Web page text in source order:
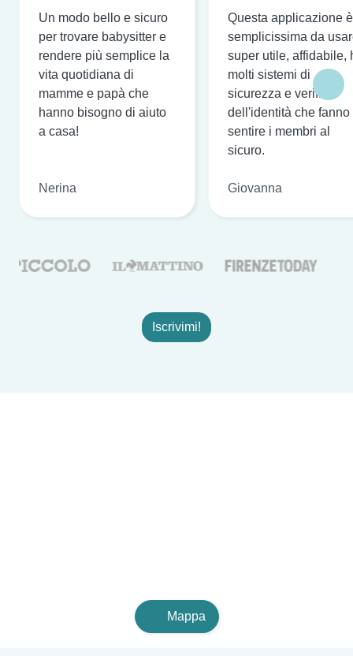
Un modo bello e sicuro
per trovare babysitter e
rendere più semplice la
vita quotidiana di
mamme e papà che
hanno bisogno di aiuto
a casa!
Nerina
Questa applicazione è
semplicissima da
super utile, affidabile,
molti sistemi di
sicurezza e verifica
dell'identità che fanno
sentire i membri al
sicuro.
Giovanna
Iscrivimi!
Mappa